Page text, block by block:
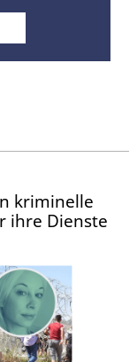
kriminelle
ihre Dienste